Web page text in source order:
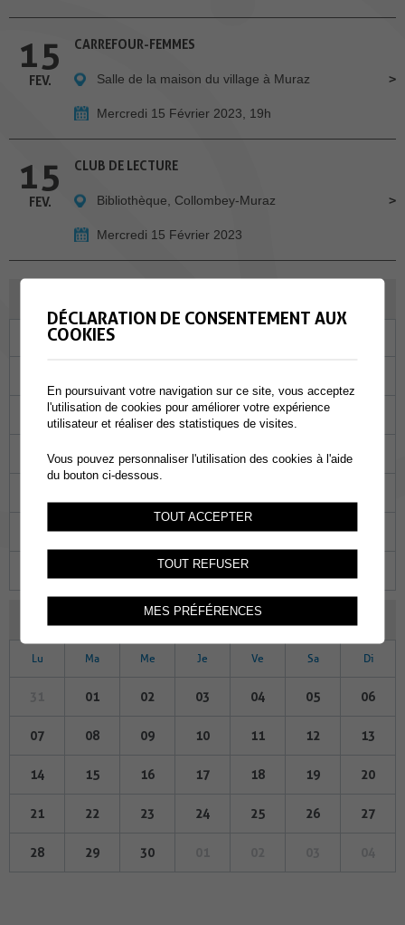
15
FEV.
CARREFOUR-FEMMES
Salle de la maison du village à Muraz
Mercredi 15 Février 2023, 19h
15
FEV.
CLUB DE LECTURE
Bibliothèque, Collombey-Muraz
Mercredi 15 Février 2023
Ma
04 05 06 07 08
11 12 13 14 15
25 26 27 28 29
03
NOVEMBRE 2022
Lu Ma Me Je Ve Sa Di
01 02 03 04 05 06
07 08 09 10 11 12 13
14 15 16 17 18 19 20
21 22 23 24 25 26 27
28 29 30
DÉCLARATION DE CONSENTEMENT AUX
COOKIES
En poursuivant votre navigation sur ce site, vous acceptez
l'utilisation de cookies pour améliorer votre expérience
utilisateur et réaliser des statistiques de visites.
Vous pouvez personnaliser l'utilisation des cookies à l'aide
du bouton ci-dessous.
TOUT ACCEPTER
TOUT REFUSER
MES PRÉFÉRENCES